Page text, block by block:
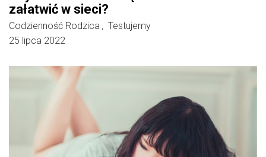
załatwić w sieci?
Codzienność Rodzica ,
Testujemy
25 lipca 2022